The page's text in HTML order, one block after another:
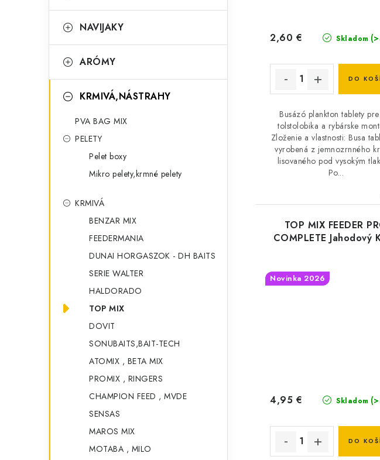
i
NAVIJAKY
ARÓMY
KRMIVÁ,NÁSTRAHY
PVA BAG MIX
PELETY
Pelet boxy
Mikro pelety,krmné pelety
KRMIVÁ
BENZAR MIX
FEEDERMANIA
DUNAI HORGASZOK - DH BAITS
SERIE WALTER
HALDORADO
TOP MIX
DOVIT
SONUBAITS,BAIT-TECH
ATOMIX , BETA MIX
PROMIX , RINGERS
CHAMPION FEED , MVDE
SENSAS
MAROS MIX
MOTABA , MILO
d
u
k
t
o
v
Skladom
2,60 €
DO
Busázó plankton tablety
tolstolobika a rybárske
Zloženie a vlastnosti: Busa
vyrobená z jemnozrnného
lisovaného pod vysokým
Po...
TOP MIX FEEDER
COMPLETE Jahodový
Novinka 2026
Skladom
4,95 €
DO